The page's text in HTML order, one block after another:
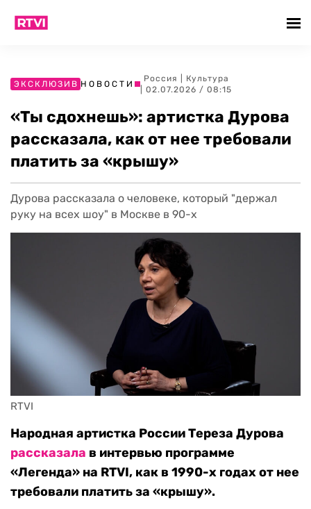
ЭКСКЛЮЗИВ НОВОСТИ
Россия
Культура
| 02.07.2026 / 08:15
«Ты сдохнешь»: артистка Дурова
рассказала, как от нее требовали
платить за «крышу»
Дурова рассказала о человеке, который "держал
руку на всех шоу" в Москве в 90-х
RTVI
Народная артистка России Тереза Дурова
рассказала в интервью программе
«Легенда» на RTVI, как в 1990-х годах от нее
требовали платить за «крышу».